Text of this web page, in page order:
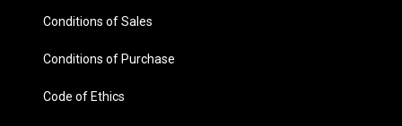
Conditions of Sales
Conditions of Purchase
Code of Ethics